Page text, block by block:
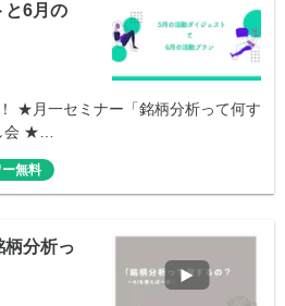
と6月の
★月一セミナー「銘柄分析って何す
会 ★…
無料
柄分析っ